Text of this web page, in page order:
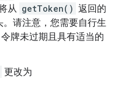
从 getToken() 返回的
。请注意，您需要自行生
牌未过期且具有适当的
更改为